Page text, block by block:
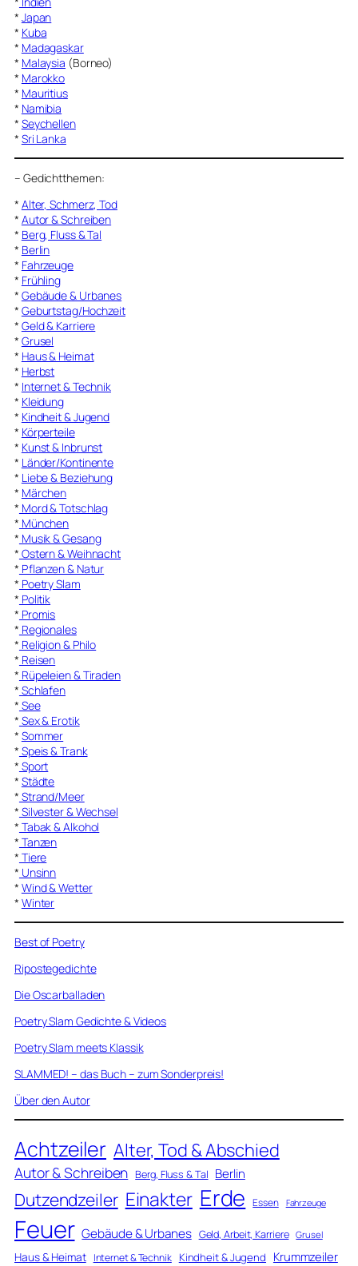
* Japan
* Kuba
* Madagaskar
* Malaysia (Borneo)
* Marokko
* Mauritius
* Namibia
* Seychellen
* Sri Lanka
– Gedichtthemen:
* Alter, Schmerz, Tod
* Autor & Schreiben
* Berg, Fluss & Tal
* Berlin
* Fahrzeuge
* Frühling
* Gebäude & Urbanes
* Geburtstag/Hochzeit
* Geld & Karriere
* Grusel
* Haus & Heimat
* Herbst
* Internet & Technik
* Kleidung
* Kindheit & Jugend
* Körperteile
* Kunst & Inbrunst
* Länder/Kontinente
* Liebe & Beziehung
* Märchen
* Mord & Totschlag
* München
* Musik & Gesang
* Ostern & Weihnacht
* Pflanzen & Natur
* Poetry Slam
* Politik
* Promis
* Regionales
* Religion & Philo
* Reisen
* Rüpeleien & Tiraden
* Schlafen
* See
* Sex & Erotik
* Sommer
* Speis & Trank
* Sport
* Städte
* Strand/Meer
* Silvester & Wechsel
* Tabak & Alkohol
* Tanzen
* Tiere
* Unsinn
* Wind & Wetter
* Winter
Best of Poetry
Ripostegedichte
Die Oscarballaden
Poetry Slam Gedichte & Videos
Poetry Slam meets Klassik
SLAMMED! – das Buch – zum Sonderpreis!
Über den Autor
Achtzeiler Alter, Tod & Abschied
Autor & Schreiben Berg, Fluss & Tal Berlin
Dutzendzeiler Einakter Erde Essen Fahrzeuge
Feuer Gebäude & Urbanes Geld, Arbeit, Karriere Grusel
Haus & Heimat Internet & Technik Kindheit & Jugend Krummzeiler